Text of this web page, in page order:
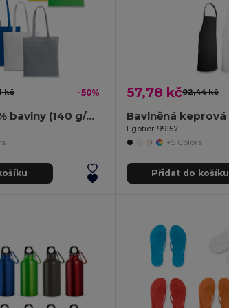
kč -50%
Taška ze 100% bavlny (140 g/m²)
57,78 kč92,44 kč
Egotier 99157
+5 Colors
Přidat do košíku